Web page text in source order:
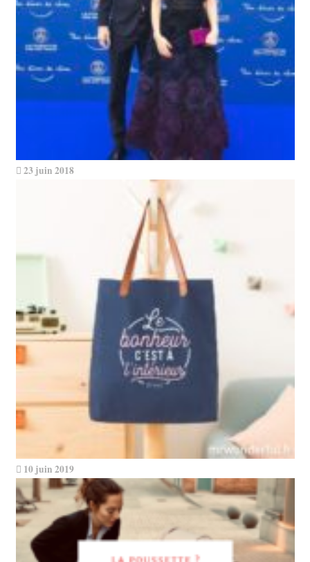
23 juin 2018
10 juin 2019